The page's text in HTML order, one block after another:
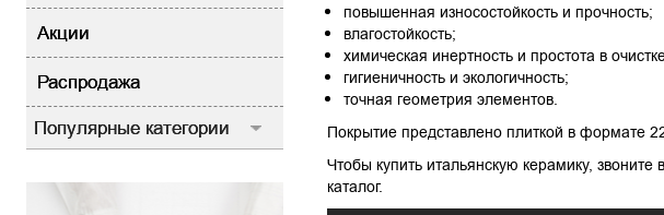
Акции
Распродажа
Популярные категории
повышенная износостойкость и прочность;
влагостойкость;
химическая инертность и простота в
гигиеничность и экологичность;
точная геометрия элементов.
Покрытие представлено плиткой в формате
Чтобы купить итальянскую керамику,
каталог.